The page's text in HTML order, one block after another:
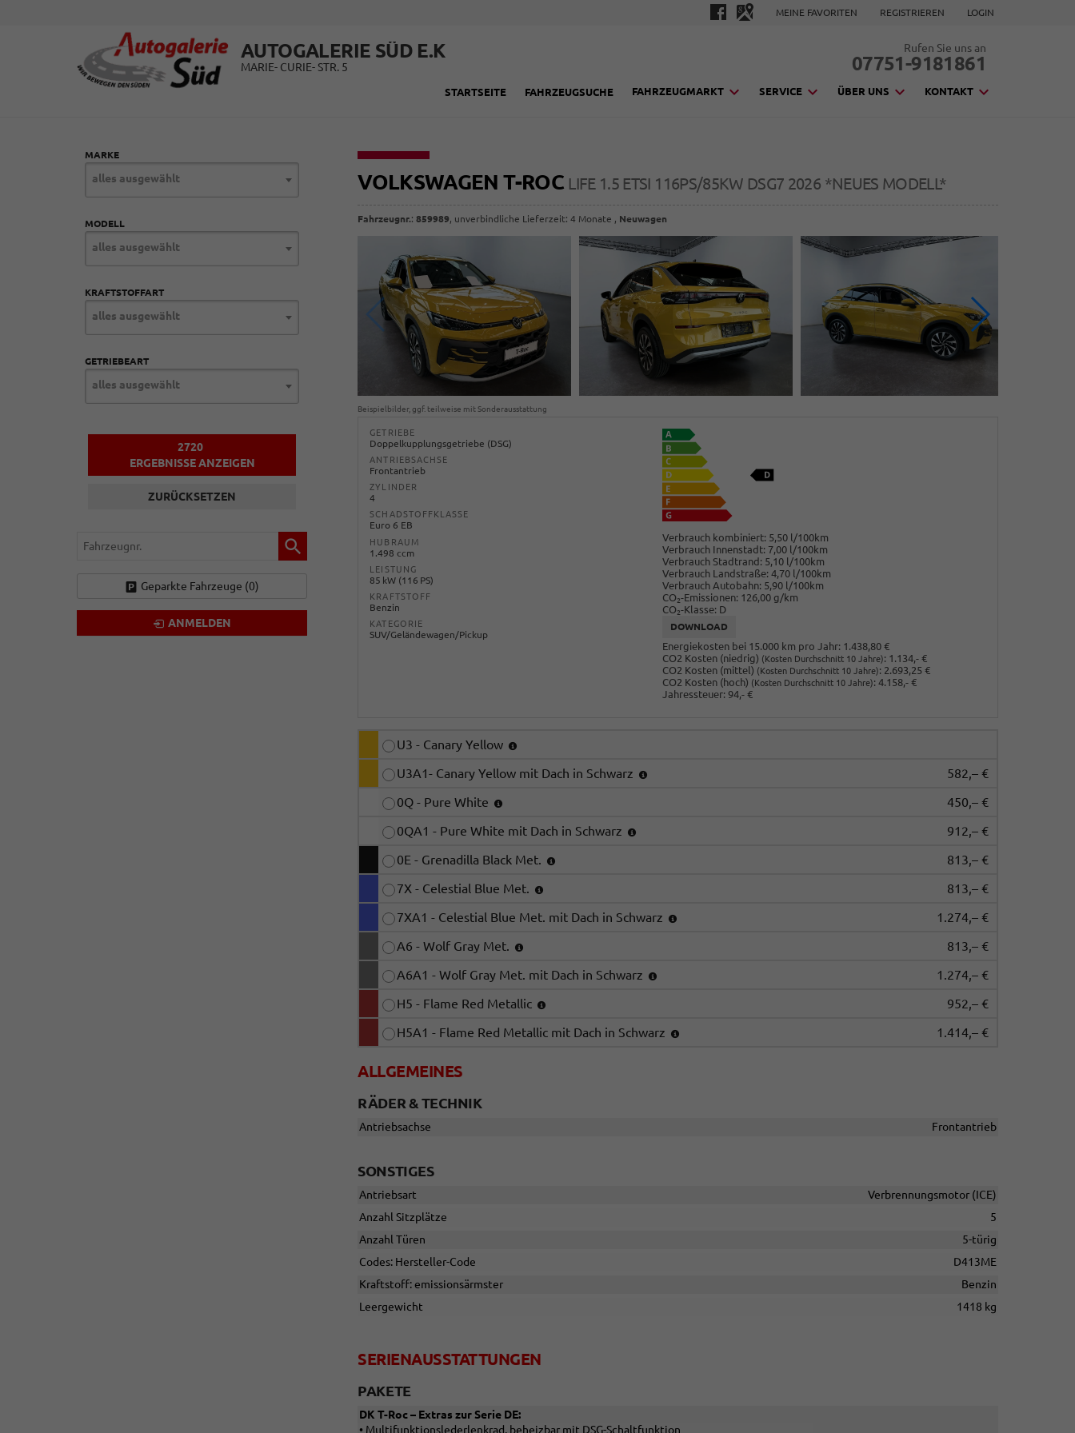
MEINE FAVORITEN REGISTRIEREN LOGIN
AUTOGALERIE SÜD E.K
MARIE- CURIE- STR. 5
Rufen Sie uns an
07751-9181861
STARTSEITE FAHRZEUGSUCHE FAHRZEUGMARKT SERVICE ÜBER UNS KONTAKT
VOLKSWAGEN T-ROC LIFE 1.5 ETSI 116PS/85KW DSG7 2026 *NEUES MODELL*
Fahrzeugnr.:859989, unverbindliche Lieferzeit:4 Monate , Neuwagen
Beispielbilder, ggf. teilweise mit Sonderausstattung
GETRIEBE
Doppelkupplungsgetriebe (DSG)
ANTRIEBSACHSE
Frontantrieb
ZYLINDER
4
SCHADSTOFFKLASSE
Euro 6 EB
HUBRAUM
1.498 ccm
LEISTUNG
85 kW (116 PS)
KRAFTSTOFF
Benzin
KATEGORIE
SUV/Geländewagen/Pickup
Verbrauch kombiniert: 5,50 l/100km
Verbrauch Innenstadt: 7,00 l/100km
Verbrauch Stadtrand: 5,10 l/100km
Verbrauch Landstraße: 4,70 l/100km
Verbrauch Autobahn: 5,90 l/100km
CO2-Emissionen: 126,00 g/km
CO2-Klasse: D
DOWNLOAD
Energiekosten bei 15.000 km pro Jahr: 1.438,80 €
CO2 Kosten (niedrig) (Kosten Durchschnitt 10 Jahre): 1.134,- €
CO2 Kosten (mittel) (Kosten Durchschnitt 10 Jahre): 2.693,25 €
CO2 Kosten (hoch) (Kosten Durchschnitt 10 Jahre): 4.158,- €
Jahressteuer: 94,- €
U3 - Canary Yellow
U3A1- Canary Yellow mit Dach in Schwarz
582,– €
0Q - Pure White
450,– €
0QA1 - Pure White mit Dach in Schwarz
912,– €
0E - Grenadilla Black Met.
813,– €
7X - Celestial Blue Met.
813,– €
7XA1 - Celestial Blue Met. mit Dach in Schwarz
1.274,– €
A6 - Wolf Gray Met.
813,– €
A6A1 - Wolf Gray Met. mit Dach in Schwarz
1.274,– €
H5 - Flame Red Metallic
952,– €
H5A1 - Flame Red Metallic mit Dach in Schwarz
1.414,– €
ALLGEMEINES
RÄDER & TECHNIK
Antriebsachse Frontantrieb
SONSTIGES
Antriebsart
Verbrennungsmotor (ICE)
Anzahl Sitzplätze
5
Anzahl Türen
5-türig
Codes: Hersteller-Code
D413ME
Kraftstoff: emissionsärmster
Benzin
Leergewicht
1418 kg
SERIENAUSSTATTUNGEN
PAKETE
DK T-Roc – Extras zur Serie DE:
• Multifunktionslederlenkrad, beheizbar mit DSG-Schaltfunktion
MARKE
alles ausgewählt
MODELL
alles ausgewählt
KRAFTSTOFFART
alles ausgewählt
GETRIEBEART
alles ausgewählt
2720
ERGEBNISSE ANZEIGEN
ZURÜCKSETZEN
Fahrzeugnr.
Geparkte Fahrzeuge (0)
ANMELDEN